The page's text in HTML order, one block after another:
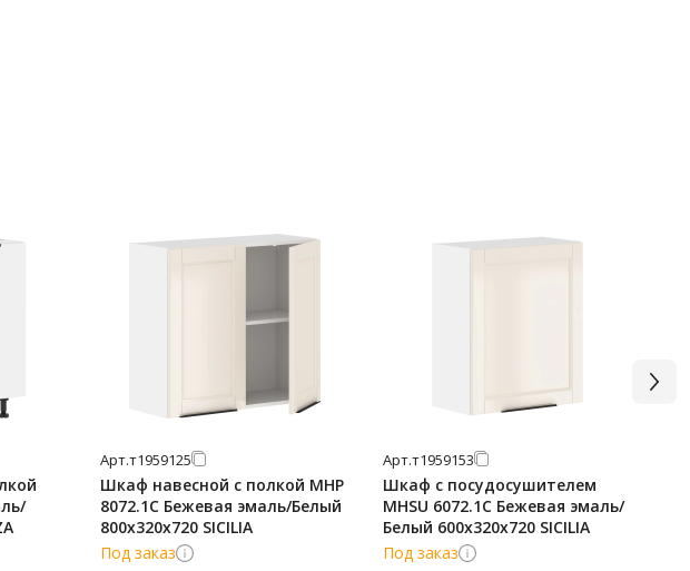
Арт.т1959125
Шкаф навесной с полкой MHP
8072.1C Бежевая эмаль/Белый
800х320х720 SICILIA
Под заказ
Арт.т1959153
Шкаф с посудосушителем
MHSU 6072.1C Бежевая эмаль/
Белый 600х320х720 SICILIA
Под заказ